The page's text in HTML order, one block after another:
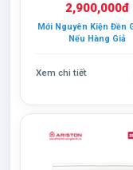
2,900,000đ
Mới Nguyên Kiện Đền
Nếu Hàng Giả
Xem chi tiết